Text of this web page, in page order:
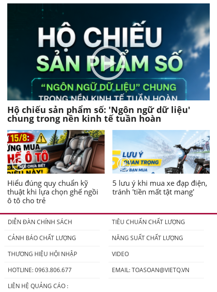
Hộ chiếu sản phẩm số: 'Ngôn ngữ dữ liệu'
chung trong nền kinh tế tuần hoàn
Hiểu đúng quy chuẩn kỹ
thuật khi lựa chọn ghế ngồi
ô tô cho trẻ
5 lưu ý khi mua xe đạp điện,
tránh 'tiền mất tật mang'
DIỄN ĐÀN CHÍNH SÁCH
TIÊU CHUẨN CHẤT LƯỢNG
CẢNH BÁO CHẤT LƯỢNG
NĂNG SUẤT CHẤT LƯỢNG
THƯƠNG HIỆU HỘI NHẬP
VIDEO
HOTLINE: 0963.806.677
EMAIL:TOASOAN@VIETQ.VN
LIÊN HỆ QUẢNG CÁO :